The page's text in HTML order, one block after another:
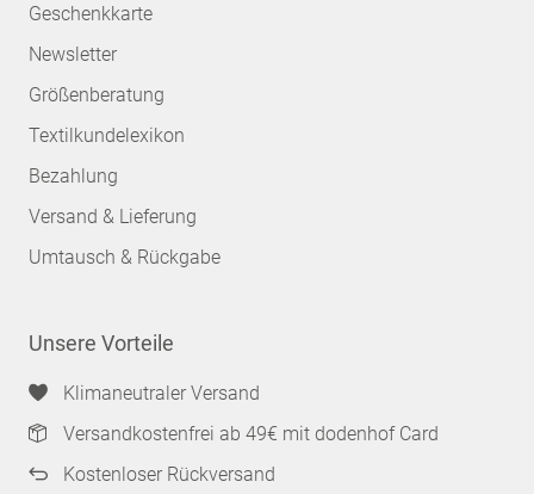
Geschenkkarte
Newsletter
Größenberatung
Textilkundelexikon
Bezahlung
Versand & Lieferung
Umtausch & Rückgabe
Unsere Vorteile
Klimaneutraler Versand
Versandkostenfrei ab 49€ mit dodenhof Card
Kostenloser Rückversand